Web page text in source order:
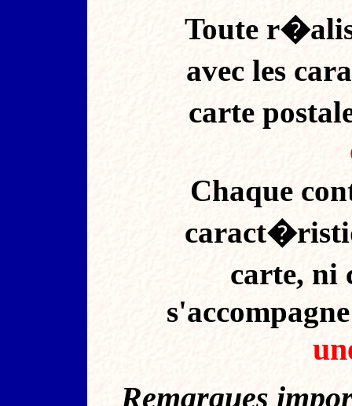
Toute
avec les
carte
Chaque
carte, ni
Remarques